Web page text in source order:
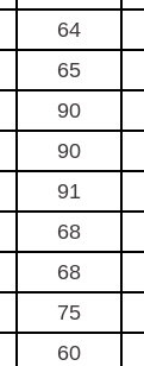
64
65
90
90
91
68
68
75
60